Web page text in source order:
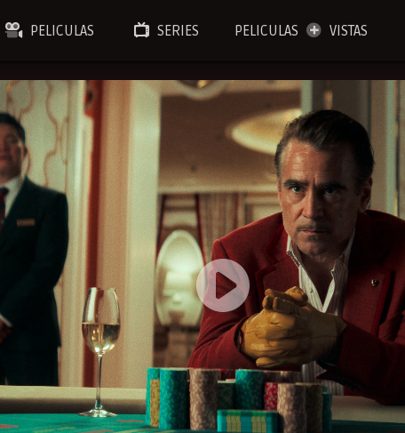
PELICULAS SERIES PELICULAS VISTAS